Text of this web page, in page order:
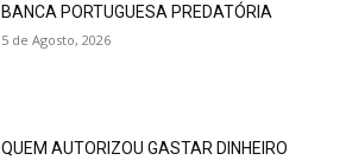
BANCA PORTUGUESA PREDATÓRIA
5 de Agosto, 2026
QUEM AUTORIZOU GASTAR DINHEIRO